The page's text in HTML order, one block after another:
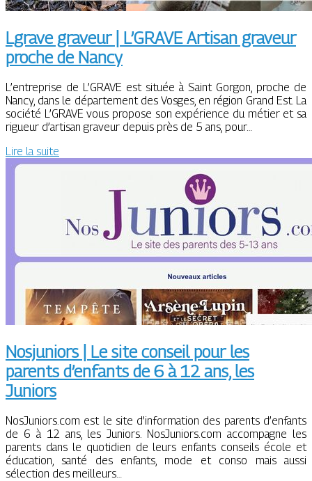
Lgrave graveur | L’GRAVE Artisan graveur
proche de Nancy
L’entreprise de L’GRAVE est située à Saint Gorgon, proche de
Nancy, dans le département des Vosges, en région Grand Est. La
société L’GRAVE vous propose son expérience du métier et sa
rigueur d’artisan graveur depuis près de 5 ans, pour…
Lire la suite
Nosjuniors | Le site conseil pour les
parents d’enfants de 6 à 12 ans, les
Juniors
NosJuniors.com est le site d’information des parents d’enfants
de 6 à 12 ans, les Juniors. NosJuniors.com accompagne les
parents dans le quotidien de leurs enfants conseils école et
éducation, santé des enfants, mode et conso mais aussi
sélection des meilleurs…